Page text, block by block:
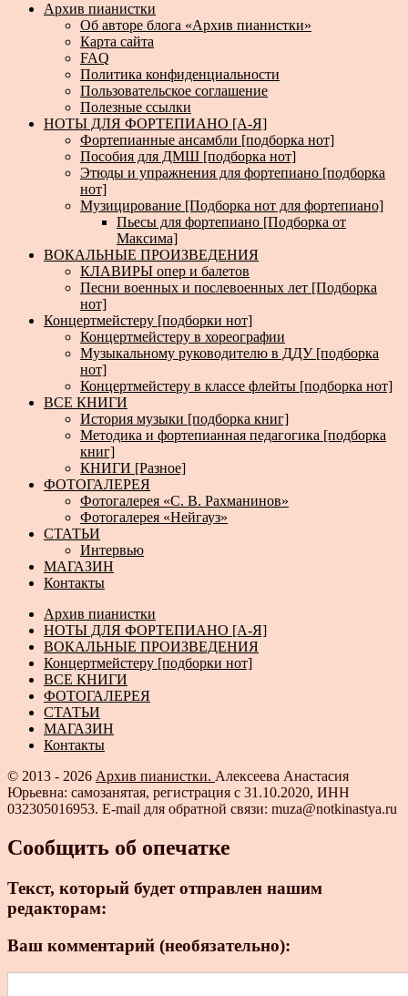
Архив пианистки
Об авторе блога «Архив пианистки»
Карта сайта
FAQ
Политика конфиденциальности
Пользовательское соглашение
Полезные ссылки
НОТЫ ДЛЯ ФОРТЕПИАНО [А-Я]
Фортепианные ансамбли [подборка нот]
Пособия для ДМШ [подборка нот]
Этюды и упражнения для фортепиано [подборка
нот]
Музицирование [Подборка нот для фортепиано]
Пьесы для фортепиано [Подборка от
Максима]
ВОКАЛЬНЫЕ ПРОИЗВЕДЕНИЯ
КЛАВИРЫ опер и балетов
Песни военных и послевоенных лет [Подборка
нот]
Концертмейстеру [подборки нот]
Концертмейстеру в хореографии
Музыкальному руководителю в ДДУ [подборка
нот]
Концертмейстеру в классе флейты [подборка нот]
ВСЕ КНИГИ
История музыки [подборка книг]
Методика и фортепианная педагогика [подборка
книг]
КНИГИ [Разное]
ФОТОГАЛЕРЕЯ
Фотогалерея «С. В. Рахманинов»
Фотогалерея «Нейгауз»
СТАТЬИ
Интервью
МАГАЗИН
Контакты
Архив пианистки
НОТЫ ДЛЯ ФОРТЕПИАНО [А-Я]
ВОКАЛЬНЫЕ ПРОИЗВЕДЕНИЯ
Концертмейстеру [подборки нот]
ВСЕ КНИГИ
ФОТОГАЛЕРЕЯ
СТАТЬИ
МАГАЗИН
Контакты
© 2013 - 2026 Архив пианистки. Алексеева Анастасия
Юрьевна: самозанятая, регистрация с 31.10.2020, ИНН
032305016953. E-mail для обратной связи: muza@notkinastya.ru
Сообщить об опечатке
Текст, который будет отправлен нашим
редакторам:
Ваш комментарий (необязательно):